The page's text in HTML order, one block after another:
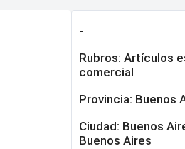
-
Rubros: Artículos
comercial
Provincia: Buenos
Ciudad: Buenos
Buenos Aires